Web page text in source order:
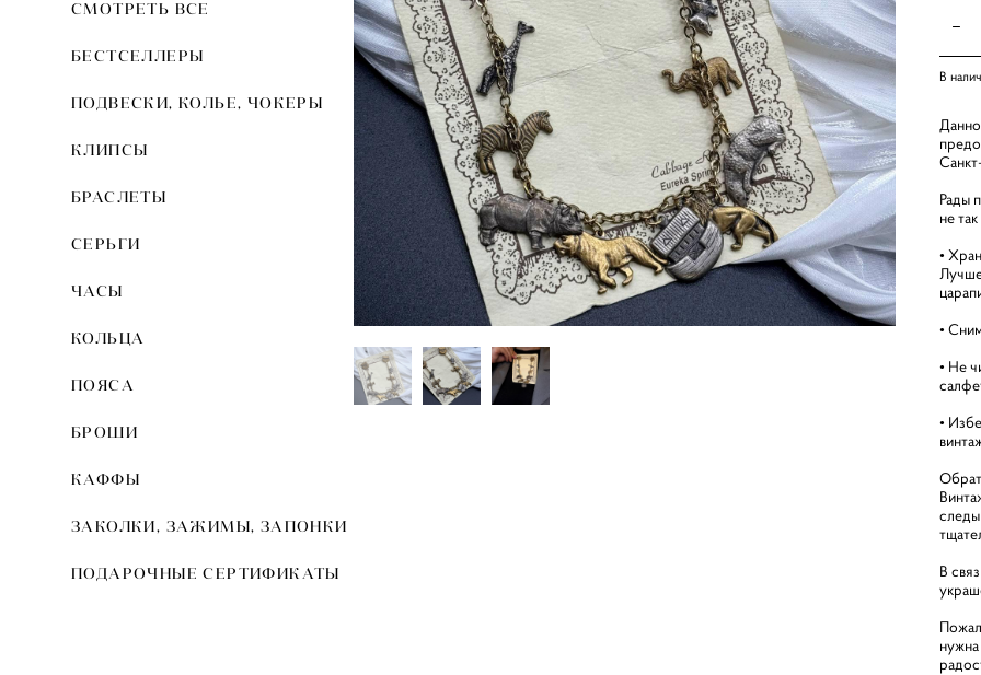
СМОТРЕТЬ ВСЕ
БЕСТСЕЛЛЕРЫ
ПОДВЕСКИ, КОЛЬЕ, ЧОКЕРЫ
КЛИПСЫ
БРАСЛЕТЫ
СЕРЬГИ
ЧАСЫ
КОЛЬЦА
ПОЯСА
БРОШИ
КАФФЫ
ЗАКОЛКИ, ЗАЖИМЫ, ЗАПОНКИ
ПОДАРОЧНЫЕ СЕРТИФИКАТЫ
В
Рады
не
•
•
• Не
•
В